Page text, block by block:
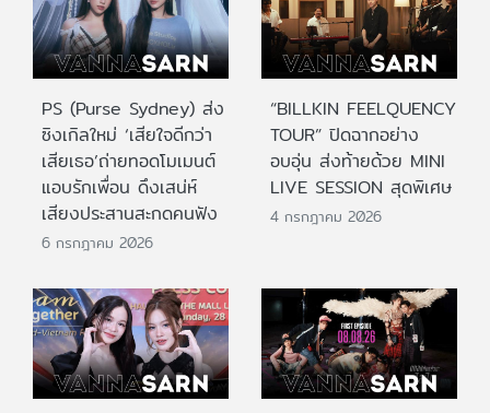
PS (Purse Sydney) ส่ง
ซิงเกิลใหม่ ‘เสียใจดีกว่า
เสียเธอ’ถ่ายทอดโมเมนต์
แอบรักเพื่อน ดึงเสน่ห์
เสียงประสานสะกดคนฟัง
6 กรกฎาคม 2026
“BILLKIN FEELQUENCY
TOUR” ปิดฉากอย่าง
อบอุ่น ส่งท้ายด้วย MINI
LIVE SESSION สุดพิเศษ
4 กรกฎาคม 2026